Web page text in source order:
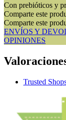
Con prebióticos y
Comparte este
Comparte este
ENVÍOS Y
OPINIONES
Trusted